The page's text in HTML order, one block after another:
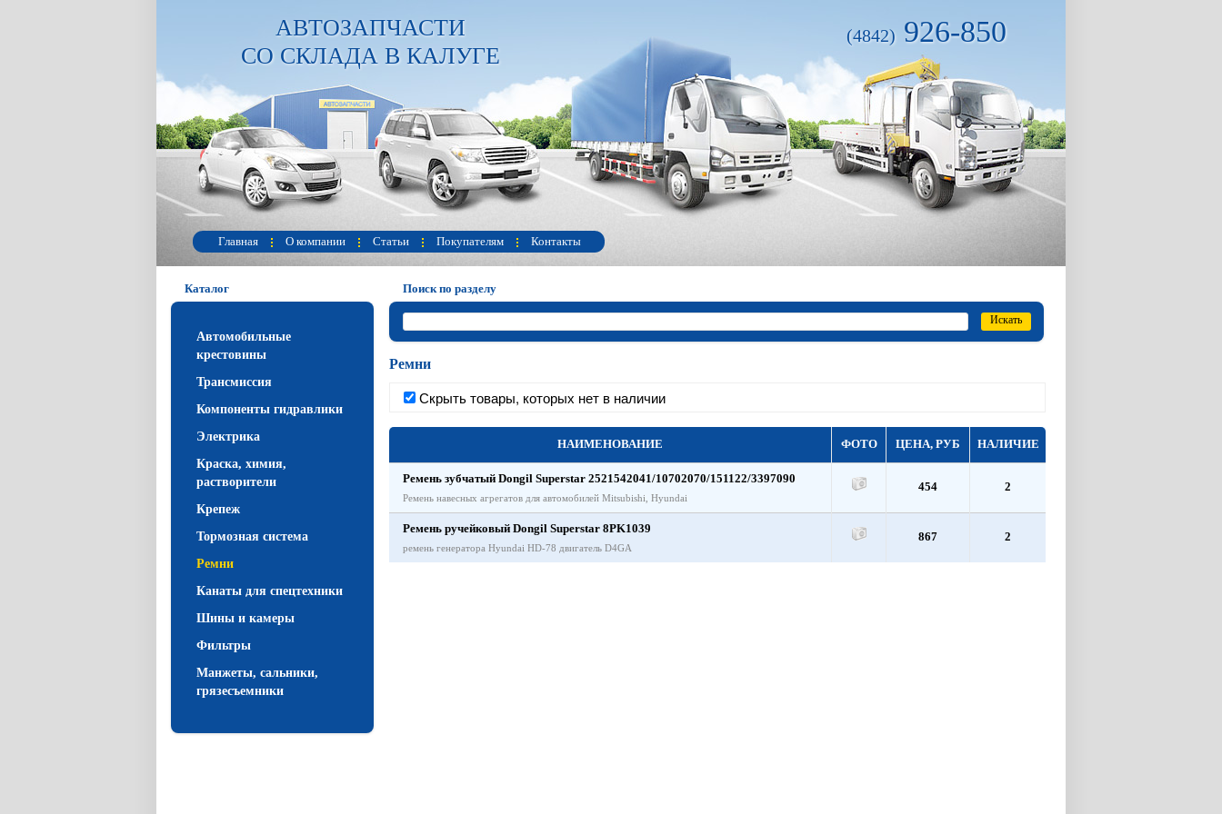
АВТОЗАПЧАСТИ
СО СКЛАДА В КАЛУГЕ
(4842)926-850
Главная О компании Статьи Покупателям Контакты
Поиск по разделу
Искать
Ремни
Скрыть товары, которых нет в наличии
НАИМЕНОВАНИЕ ФОТО ЦЕНА, РУБ НАЛИЧИЕ
Ремень зубчатый Dongil Superstar 2521542041/10702070/151122/3397090
Ремень навесных агрегатов для автомобилей Mitsubishi, Hyundai
454 2
Ремень ручейковый Dongil Superstar 8PK1039
ремень генератора Hyundai HD-78 двигатель D4GA
867 2
Каталог
Автомобильные
крестовины
Трансмиссия
Компоненты гидравлики
Электрика
Краска, химия,
растворители
Крепеж
Тормозная система
Ремни
Канаты для спецтехники
Шины и камеры
Фильтры
Манжеты, сальники,
грязесъемники